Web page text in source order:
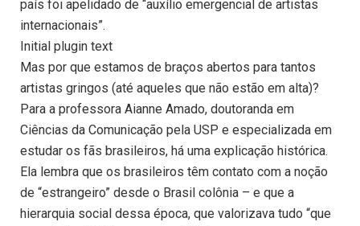
país foi apelidado de “auxílio emergencial de artistas
internacionais”.
Initial plugin text
Mas por que estamos de braços abertos para tantos
artistas gringos (até aqueles que não estão em alta)?
Para a professora Aianne Amado, doutoranda em
Ciências da Comunicação pela USP e especializada em
estudar os fãs brasileiros, há uma explicação histórica.
Ela lembra que os brasileiros têm contato com a noção
de “estrangeiro” desde o Brasil colônia – e que a
hierarquia social dessa época, que valorizava tudo “que